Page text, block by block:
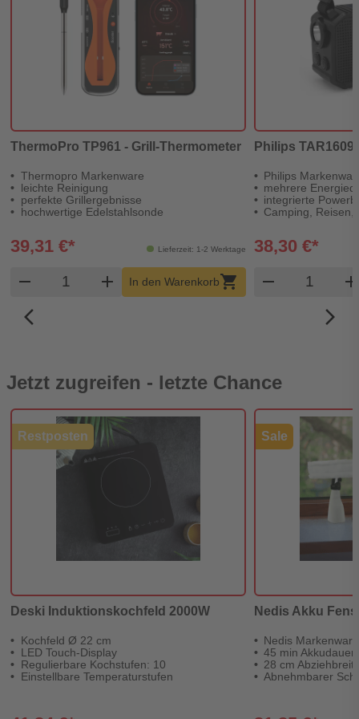
ThermoPro TP961 - Grill-Thermometer
Thermopro Markenware
leichte Reinigung
perfekte Grillergebnisse
hochwertige Edelstahlsonde
Lieferzeit: 1-2 Werktage
39,31 €*
remove Produkt Warenkorb Menge
add In den Warenkorbshopping_cart
Philips
Philips
mehrere
integrierte
Camping, Reisen,
38,30 €*
remove Produkt
arrow_back_ios_new
arrow_forward_ios
Jetzt zugreifen - letzte Chance
Restposten
Deski Induktionskochfeld 2000W
Kochfeld Ø 22 cm
LED Touch-Display
Regulierbare Kochstufen: 10
Einstellbare Temperaturstufen
Sale
Nedis Akku
Nedis Markenware
45 min Akkudauer
28 cm
Abnehmbarer